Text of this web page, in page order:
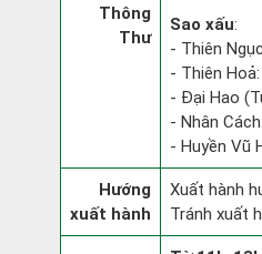
Thông
Thư
Sao xấu:
- Thiên
- Thiên
- Đại Hao
- Nhân
- Huyền Vũ
Hướng
xuất hành
Xuất hành
Tránh xuất